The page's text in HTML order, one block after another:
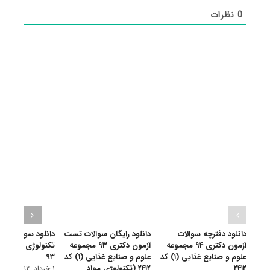
0نظرات
دانلود دفترچه سوالات
آزمون دکتری ۹۴ مجموعه
علوم و صنایع غذایی (۱) کد
دانلود رایگان سوالات تست
آزمون دکتری ۹۳ مجموعه
علوم و صنایع غذایی (۱) کد
دانلود سوالات
۹۳